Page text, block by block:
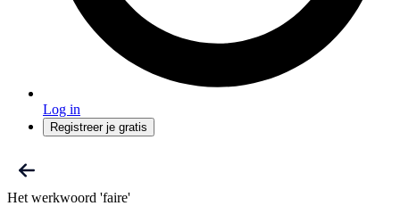
Log in
Registreer je gratis
Het werkwoord 'faire'